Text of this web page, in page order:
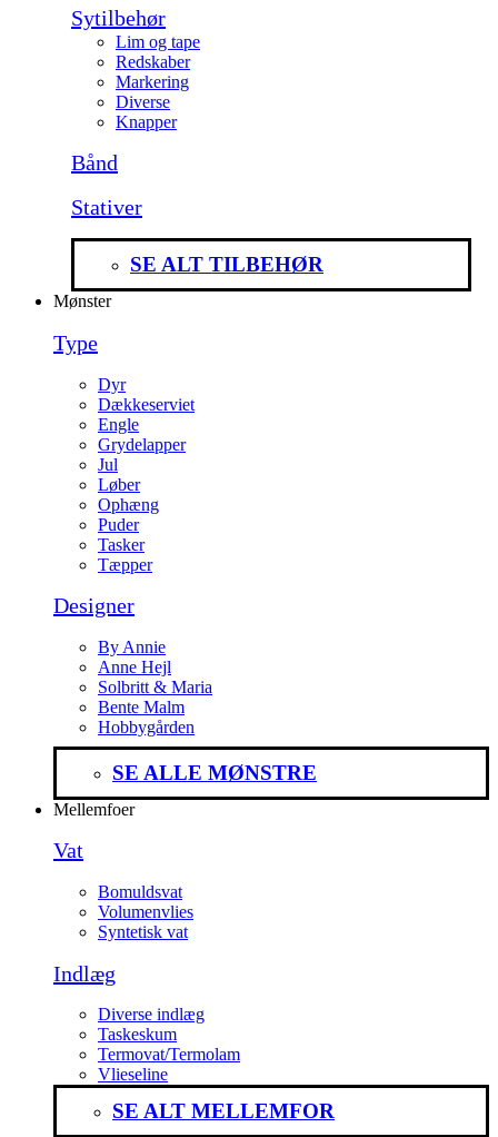
Sytilbehør
Lim og tape
Redskaber
Markering
Diverse
Knapper
Bånd
Stativer
SE ALT TILBEHØR
Mønster
Type
Dyr
Dækkeserviet
Engle
Grydelapper
Jul
Løber
Ophæng
Puder
Tasker
Tæpper
Designer
By Annie
Anne Hejl
Solbritt & Maria
Bente Malm
Hobbygården
SE ALLE MØNSTRE
Mellemfoer
Vat
Bomuldsvat
Volumenvlies
Syntetisk vat
Indlæg
Diverse indlæg
Taskeskum
Termovat/Termolam
Vlieseline
SE ALT MELLEMFOR